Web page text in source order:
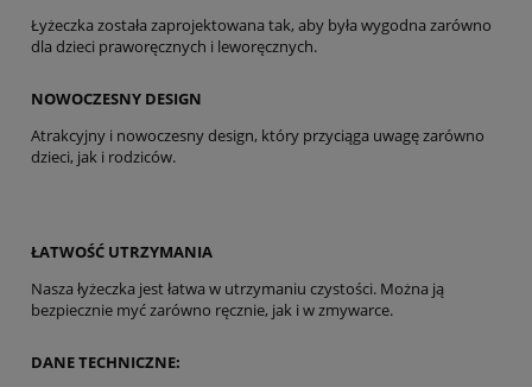
Łyżeczka została zaprojektowana tak, aby była wygodna zarówno
dla dzieci praworęcznych i leworęcznych.
NOWOCZESNY DESIGN
Atrakcyjny i nowoczesny design, który przyciąga uwagę zarówno
dzieci, jak i rodziców.
ŁATWOŚĆ UTRZYMANIA
Nasza łyżeczka jest łatwa w utrzymaniu czystości. Można ją
bezpiecznie myć zarówno ręcznie, jak i w zmywarce.
DANE TECHNICZNE: